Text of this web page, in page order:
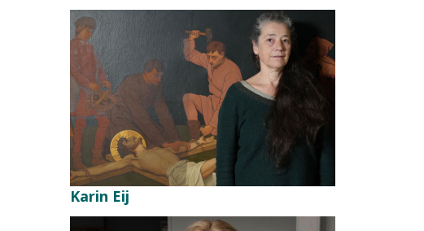
Karin Eij